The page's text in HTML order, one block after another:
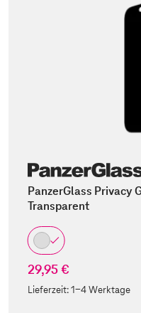
PanzerGlass Privacy
Transparent
29,95 €
Lieferzeit:1-4 Werktage